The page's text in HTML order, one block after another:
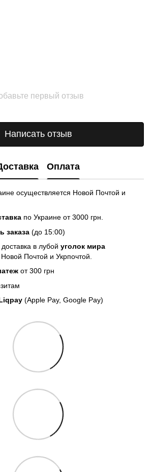
первый отзыв
Написать отзыв
Оплата
осуществляется Новой Почтой и
по Украине от 3000 грн.
заказа (до 15:00)
в лубой уголок мира
Почтой и Укрпочтой.
от 300 грн
(Apple Pay, Google Pay)